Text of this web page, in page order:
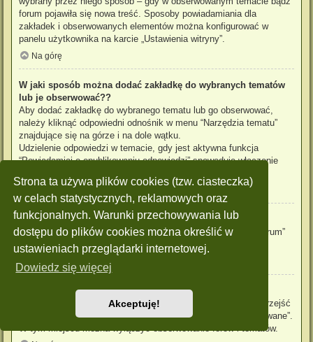
Strona ta używa plików cookies (tzw. ciasteczka)
w celach statystycznych, reklamowych oraz
funkcjonalnych. Warunki przechowywania lub
dostępu do plików cookies można określić w
ustawieniach przeglądarki internetowej.
Dowiedz się więcej
Akceptuję!
forum pojawiła się nowa treść. Sposoby powiadamiania dla
zakładek i obserwowanych elementów można konfigurować w
panelu użytkownika na karcie „Ustawienia witryny”.
Na górę
W jaki sposób można dodać zakładkę do wybranych tematów
lub je obserwować??
Aby dodać zakładkę do wybranego tematu lub go obserwować,
należy kliknąć odpowiedni odnośnik w menu “Narzędzia tematu”
znajdujące się na górze i na dole wątku.
Udzielenie odpowiedzi w temacie, gdy jest aktywna funkcja
“Powiadamiaj o opublikowaniu odpowiedzi” spowoduje włączenie
Jak obserwować wybrane forum?
Aby obserwować wybrane forum, należy kliknąć „Obserwuj forum”
znajdujący się na dole strony.
Na górę
W jaki sposób usunąć obserwowanie forum, tematu?
Aby wyłączyć funkcję obserwowania forum, tematu, należy przejść
do panelu zarządzania kontem i następnie do karty “Obserwowane”.
W tym miejscu można wyłączyć obserwowanie forów i tematów.